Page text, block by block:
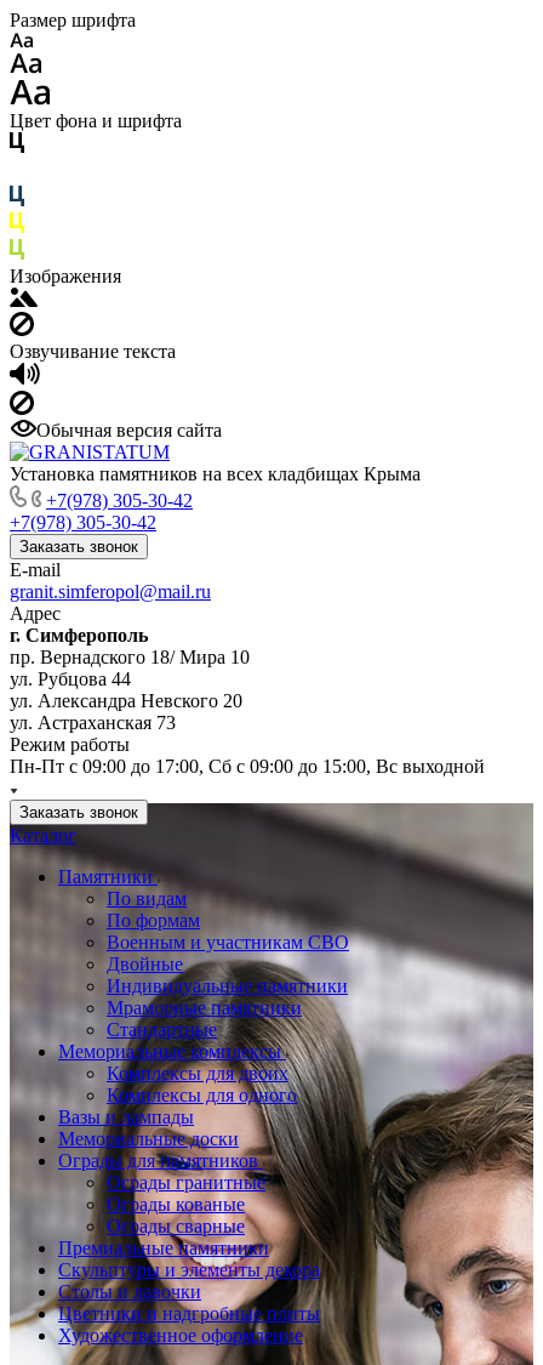
Размер шрифта
Цвет фона и шрифта
Изображения
Озвучивание текста
Обычная версия сайта
Установка памятников на всех кладбищах Крыма
+7(978) 305-30-42
+7(978) 305-30-42
Заказать звонок
E-mail
granit.simferopol@mail.ru
Адрес
г. Симферополь
пр. Вернадского 18/ Мира 10
ул. Рубцова 44
ул. Александра Невского 20
ул. Астраханская 73
Режим работы
Пн-Пт с 09:00 до 17:00, Сб с 09:00 до 15:00, Вс выходной
Заказать звонок
Каталог
Памятники
По видам
По формам
Военным и участникам СВО
Двойные
Индивидуальные памятники
Мраморные памятники
Стандартные
Мемориальные комплексы
Комплексы для двоих
Комплексы для одного
Вазы и лампады
Мемориальные доски
Ограды для памятников
Ограды гранитные
Ограды кованые
Ограды сварные
Премиальные памятники
Скульптуры и элементы декора
Столы и лавочки
Цветники и надгробные плиты
Художественное оформление